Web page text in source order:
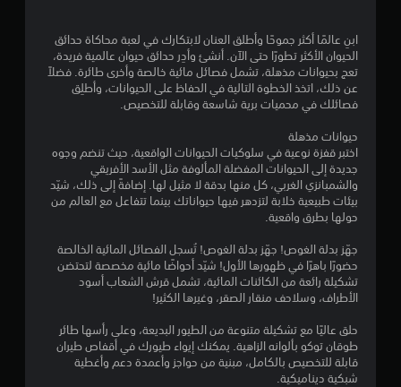
ابنِ عالمًا أكثر جموحًا وأطلق العنان لابتكارك في لعبة محاكاة حدائق
الحيوان الأكثر تطورًا حتى الآن. أنشئ وأدِر حدائق حيوان عالمية فريدة،
تعج بحيوانات مذهلة، تشمل فصائل مائية خالصة وأخرى طائرة. فضلاً
عن ذلك، اتخذ الخطوة التالية في الحفاظ على الحيوانات، وأطلِق
فصائلك في محميات برية شاسعة وقابلة للتخصيص.
حيوانات مذهلة
اختبر قفزة نوعية في سلوكيات الحيوانات الواقعية، حيث تنضم وجوه
جديدة إلى الحيوانات المفضلة المألوفة مثل الأسد الأفريقي
والشمبانزي الغربي، كل منها بدقة لا مثيل لها. إضافةً إلى ذلك، شيّد
بيئات طبيعية خلابة لتزدهر فيها حيواناتك بينما تتفاعل مع العالم من
حولها بطرق واقعية.
جهّز بدلة الغوص! جهّز بدلة الغوص! تُسجل الفصائل المائية الخالصة
حضورًا باهرًا في ظهورها الأول! شيّد أحواضًا مائية مخصصة لتحتضن
تشكيلة رائعة من الكائنات المائية، تشمل قرش الشعاب أسود
الأطراف، وسلاحف منقار الصقر، وغيرها الكثير!
حلق عاليًا مع تشكيلة متنوعة من الطيور البديعة، وعلى رأسها طائر
طوقان توكو بألوانه الزاهية. يمكنك إيواء طيورك في أقفاص طيران
قابلة للتخصيص بالكامل، مبنية من حواجز وأعمدة دعم وأغطية
شبكية ديناميكية.